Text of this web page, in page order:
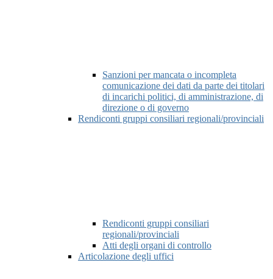
Sanzioni per mancata o incompleta
comunicazione dei dati da parte dei titolari
di incarichi politici, di amministrazione, di
direzione o di governo
Rendiconti gruppi consiliari regionali/provinciali
Rendiconti gruppi consiliari
regionali/provinciali
Atti degli organi di controllo
Articolazione degli uffici